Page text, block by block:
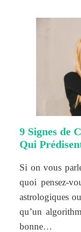
9 Signes de
Qui
Si on vous
quoi pensez-
astrologiques
qu’un
bonne…